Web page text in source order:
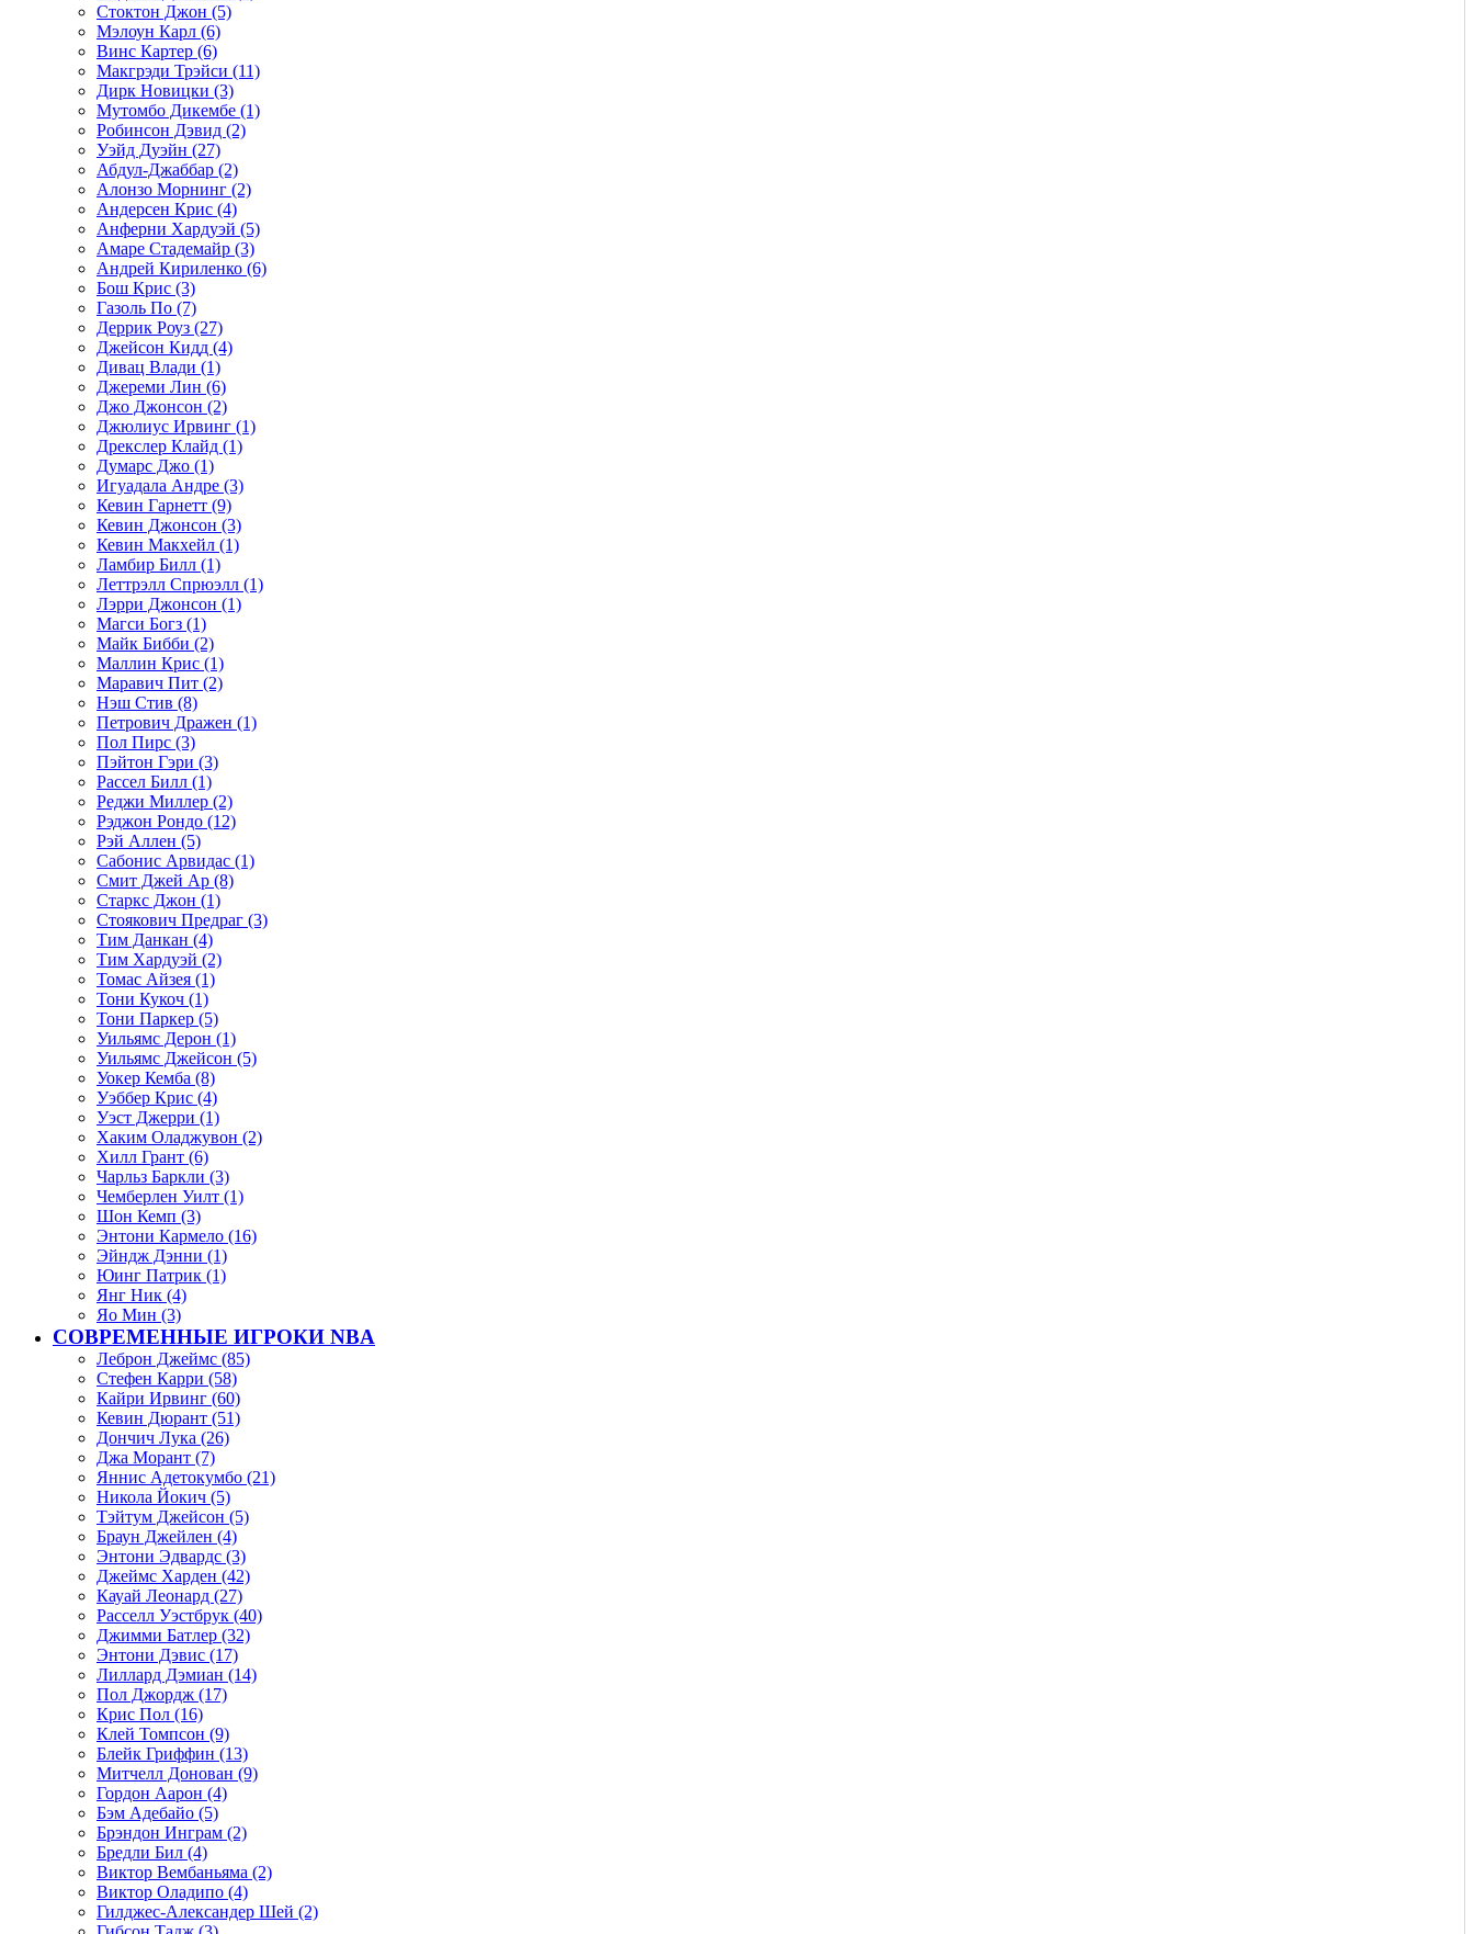
Стоктон Джон (5)
Мэлоун Карл (6)
Винс Картер (6)
Макгрэди Трэйси (11)
Дирк Новицки (3)
Мутомбо Дикембе (1)
Робинсон Дэвид (2)
Уэйд Дуэйн (27)
Абдул-Джаббар (2)
Алонзо Морнинг (2)
Андерсен Крис (4)
Анферни Xардуэй (5)
Амаре Стадемайр (3)
Андрей Кириленко (6)
Бош Крис (3)
Газоль По (7)
Деррик Роуз (27)
Джейсон Кидд (4)
Дивац Влади (1)
Джереми Лин (6)
Джо Джонсон (2)
Джюлиус Ирвинг (1)
Дрекслер Клайд (1)
Думарс Джо (1)
Игуадала Андре (3)
Кевин Гарнетт (9)
Кевин Джонсон (3)
Кевин Макхейл (1)
Ламбир Билл (1)
Леттрэлл Спрюэлл (1)
Лэрри Джонсон (1)
Магси Богз (1)
Майк Бибби (2)
Маллин Крис (1)
Маравич Пит (2)
Нэш Стив (8)
Петрович Дражен (1)
Пол Пирс (3)
Пэйтон Гэри (3)
Рассел Билл (1)
Реджи Миллер (2)
Рэджон Рондо (12)
Рэй Аллен (5)
Сабонис Арвидас (1)
Смит Джей Ар (8)
Старкс Джон (1)
Стоякович Предраг (3)
Тим Данкан (4)
Тим Хардуэй (2)
Томас Айзея (1)
Тони Кукоч (1)
Тони Паркер (5)
Уильямс Дерон (1)
Уильямс Джейсон (5)
Уокер Кемба (8)
Уэббер Крис (4)
Уэст Джерри (1)
Хаким Оладжувон (2)
Хилл Грант (6)
Чарльз Баркли (3)
Чемберлен Уилт (1)
Шон Кемп (3)
Энтони Кармело (16)
Эйндж Дэнни (1)
Юинг Патрик (1)
Янг Ник (4)
Яо Мин (3)
СОВРЕМЕННЫЕ ИГРОКИ NBA
Леброн Джеймс (85)
Стефен Карри (58)
Кайри Ирвинг (60)
Кевин Дюрант (51)
Дончич Лука (26)
Джа Морант (7)
Яннис Адетокумбо (21)
Никола Йокич (5)
Тэйтум Джейсон (5)
Браун Джейлен (4)
Энтони Эдвардс (3)
Джеймс Харден (42)
Кауай Леонард (27)
Расселл Уэстбрук (40)
Джимми Батлер (32)
Энтони Дэвис (17)
Лиллард Дэмиан (14)
Пол Джордж (17)
Крис Пол (16)
Клей Томпсон (9)
Блейк Гриффин (13)
Митчелл Донован (9)
Гордон Аарон (4)
Бэм Адебайо (5)
Брэндон Инграм (2)
Бредли Бил (4)
Виктор Вембаньяма (2)
Виктор Оладипо (4)
Гилджес-Александер Шей (2)